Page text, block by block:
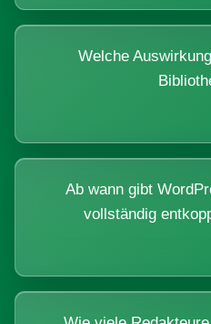
Welche
Ab wann gibt
vollständig